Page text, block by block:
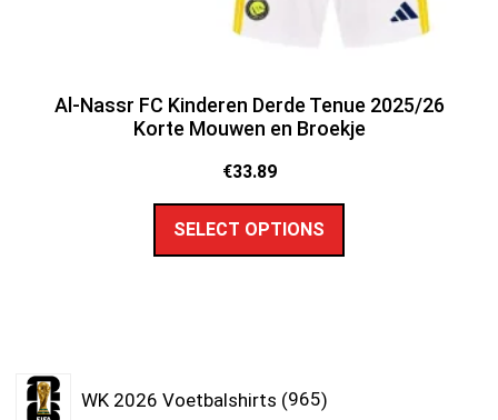
Al-Nassr FC Kinderen Derde Tenue 2025/26
Korte Mouwen en Broekje
€33.89
SELECT OPTIONS
WK 2026 Voetbalshirts 965